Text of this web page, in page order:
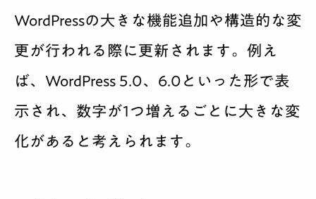
WordPressの大きな機能追加や構造的な変
更が行われる際に更新されます。例え
ば、WordPress 5.0、6.0といった形で表
示され、数字が1つ増えるごとに大きな変
化があると考えられます。